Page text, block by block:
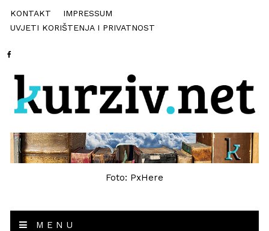
KONTAKT
IMPRESSUM
UVJETI KORIŠTENJA I PRIVATNOST
Foto: PxHere
MENU